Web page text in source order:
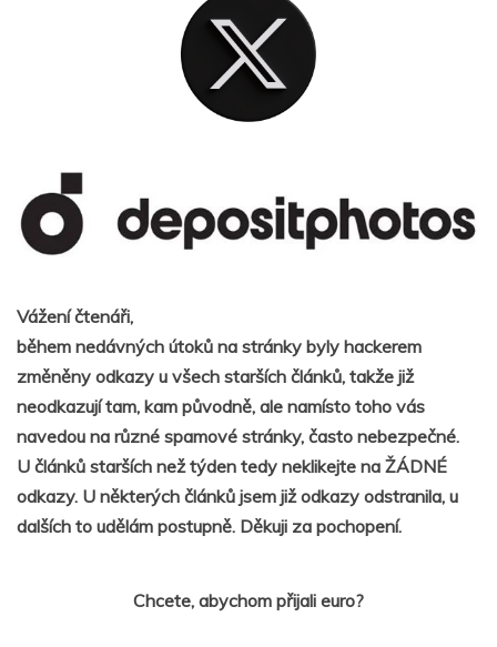
Vážení čtenáři,
během nedávných útoků na stránky byly hackerem
změněny odkazy u všech starších článků, takže již
neodkazují tam, kam původně, ale namísto toho vás
navedou na různé spamové stránky, často nebezpečné.
U článků starších než týden tedy neklikejte na ŽÁDNÉ
odkazy. U některých článků jsem již odkazy odstranila, u
dalších to udělám postupně. Děkuji za pochopení.
Chcete, abychom přijali euro?